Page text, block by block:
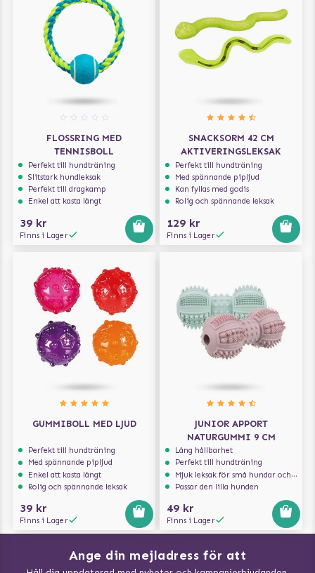
FLOSSRING MED
TENNISBOLL
Perfekt till hundträning
Slitstark hundleksak
Perfekt till dragkamp
Enkel att kasta långt
39 kr
Finns i Lager
SNACKSORM 42 CM
AKTIVERINGSLEKSAK
Perfekt till hundträning
Med spännande pipljud
Kan fyllas med godis
Rolig och spännande leksak
129 kr
Finns i Lager
GUMMIBOLL MED LJUD
Perfekt till hundträning
Med spännande pipljud
Enkel att kasta långt
Rolig och spännande leksak
39 kr
Finns i Lager
JUNIOR APPORT
NATURGUMMI 9 CM
Lång hållbarhet
Perfekt till hundträning
Mjuk leksak för små hundar och valpar.
Passar den lilla hunden
49 kr
Finns i Lager
Ange din mejladress för att
Vad kan hundar äta?